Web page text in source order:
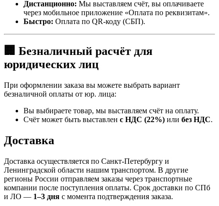
Дистанционно: Мы выставляем счёт, вы оплачиваете
через мобильное приложение «Оплата по реквизитам».
Быстро: Оплата по QR-коду (СБП).
🏢 Безналичный расчёт для
юридических лиц
При оформлении заказа вы можете выбрать вариант
безналичной оплаты от юр. лица:
Вы выбираете товар, мы выставляем счёт на оплату.
Счёт может быть выставлен с НДС (22%) или без НДС.
Доставка
Доставка осуществляется по Санкт-Петербургу и
Ленинградской области нашим транспортом. В другие
регионы России отправляем заказы через транспортные
компании после поступления оплаты. Срок доставки по СПб
и ЛО — 1–3 дня с момента подтверждения заказа.